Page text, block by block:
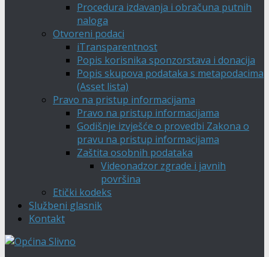
Procedura izdavanja i obračuna putnih
naloga
Otvoreni podaci
iTransparentnost
Popis korisnika sponzorstava i donacija
Popis skupova podataka s metapodacima
(Asset lista)
Pravo na pristup informacijama
Pravo na pristup informacijama
Godišnje izvješće o provedbi Zakona o
pravu na pristup informacijama
Zaštita osobnih podataka
Videonadzor zgrade i javnih
površina
Etički kodeks
Službeni glasnik
Kontakt